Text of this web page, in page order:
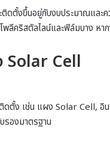
ติดตั้งขึ้นอยู่กับงบประมาณและค
ลีคริสตัลไลน์และฟิล์มบาง ห
Solar Cell
ดตั้ง เช่น แผง Solar Cell,
องมาตรฐาน